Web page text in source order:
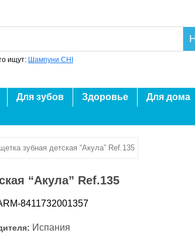
ищут: Шампуни CHI
Для зубов Здоровье
Для дома
зубная детская “Акула” Ref.135
“Акула” Ref.135
8411732001357
Испания